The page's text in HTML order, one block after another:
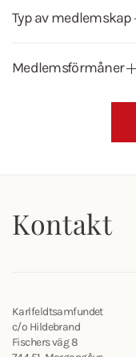
Typ av medlemskap
Medlemsförmåner
Kontakt
Karlfeldtsamfundet
c/o Hildebrand
Fischers väg 8